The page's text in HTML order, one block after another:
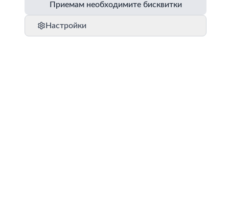
Образование Лични данни
Приемам необходимите бисквитки
Настройки